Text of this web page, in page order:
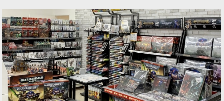
CHAOS：ワールドイーター
CHAOS：サウザンド・サン
CHAOS：デスガード
CHAOS：ケイオスナイト
XENOS：リーグ・オヴ・ヴォータン